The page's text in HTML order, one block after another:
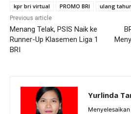
kpr bri virtual
PROMO BRI ulang
Previous article
Menang Telak, PSIS Naik ke
Runner-Up Klasemen Liga 1
BRI
Yurlinda
Menyelesaikan